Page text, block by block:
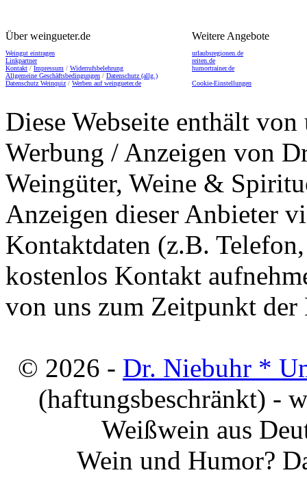
Über weingueter.de
Weingut eintragen
Linkpartner
Kontakt / Impressum / Widerrufsbelehrung
Allgemeine Geschäftsbedingungen / Datenschutz (allg.)
Datenschutz Weinquiz / Werben auf weingueter.de
Weitere Angebote
urlaubsregionen.de
reiten.de
humortrainer.de
Cookie-Einstellungen
Diese Webseite enthält
Werbung / Anzeigen von
Weingüter, Weine &
Anzeigen dieser Anbieter
Kontaktdaten (z.B.
kostenlos Kontakt
von uns zum Zeitpunkt
© 2026 - Dr. Niebuhr *
(haftungsbeschränkt) -
Weißwein aus
Wein und Humor?